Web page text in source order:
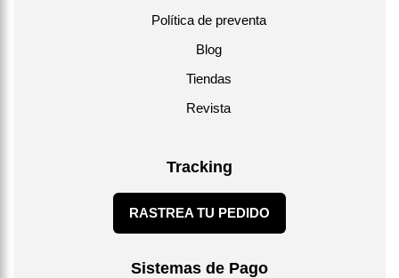
Política de preventa
Blog
Tiendas
Revista
Tracking
RASTREA TU PEDIDO
Sistemas de Pago